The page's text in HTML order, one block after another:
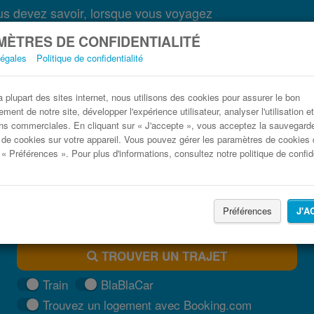
DE CONFIDENTIALITÉ
Politique de confidentialité
plupart des sites internet, nous utilisons des cookies pour assurer le bon
de notre site, développer l'expérience utilisateur, analyser l'utilisation
commerciales. En cliquant sur « J'accepte », vous acceptez la
cookies sur votre appareil. Vous pouvez gérer les paramètres de cookies
Préférences ». Pour plus d'informations, consultez notre politique de
Préférences
devez savoir, lorsque vous voyagez
La Chapelle-Saint-Mesmin Paris pas cher
Trouvez votre billet de bus moins cher
TROUVER UN TRAJET
Train
BlaBlaCar
Trouvez un logement avec Booking.com